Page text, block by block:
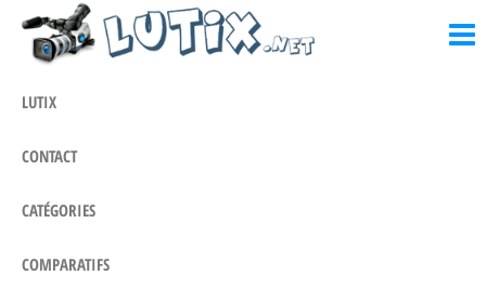
Passer
LUTIX
CONTACT
CATÉGORIES
COMPARATIFS